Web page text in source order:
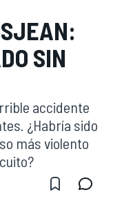
SIN
accidente
¿Habría sido
más violento